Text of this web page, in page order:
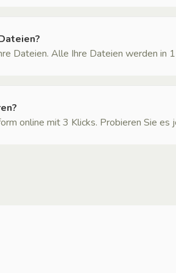
Dateien. Alle Ihre Dateien werden in
online mit 3 Klicks. Probieren Sie es